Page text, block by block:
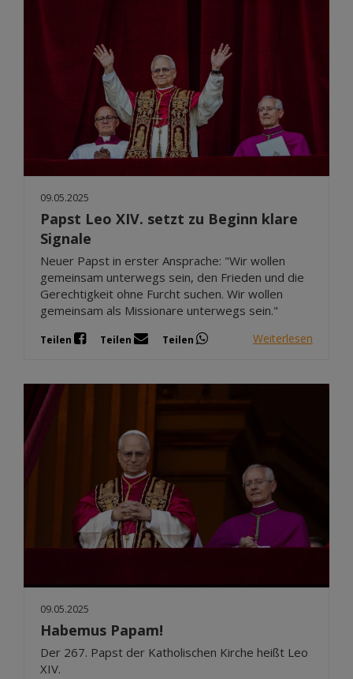
09.05.2025
Papst Leo XIV. setzt zu Beginn klare
Signale
Neuer Papst in erster Ansprache: "Wir wollen
gemeinsam unterwegs sein, den Frieden und die
Gerechtigkeit ohne Furcht suchen. Wir wollen
gemeinsam als Missionare unterwegs sein."
Teilen Teilen Teilen Weiterlesen
09.05.2025
Habemus Papam!
Der 267. Papst der Katholischen Kirche heißt Leo
XIV.